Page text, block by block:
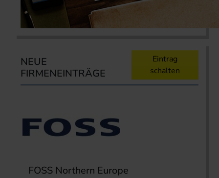
NEUE
FIRMENEINTRÄGE
Eintrag
schalten
FOSS Northern Europe